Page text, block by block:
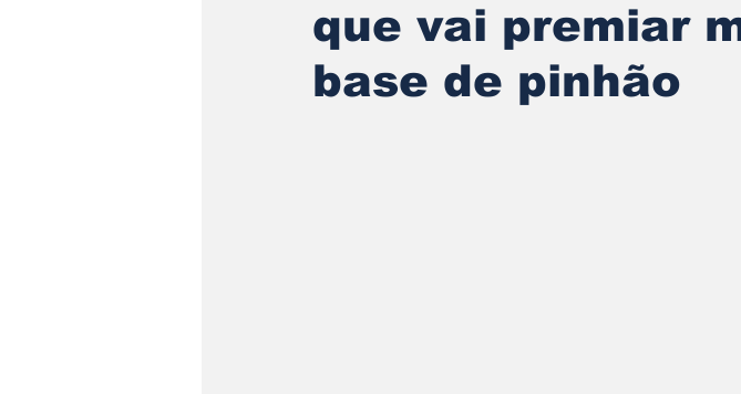
que vai premiar
base de pinhão